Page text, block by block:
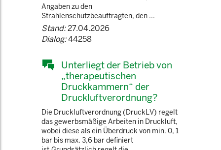
Angaben zu den
Strahlenschutzbeauftragten, den ...
Stand:27.04.2026
Dialog:44258
Unterliegt der Betrieb von
„therapeutischen
Druckkammern“ der
Druckluftverordnung?
Die Druckluftverordnung (DruckLV) regelt
das gewerbsmäßige Arbeiten in Druckluft,
wobei diese als ein Überdruck von min. 0, 1
bar bis max. 3,6 bar definiert